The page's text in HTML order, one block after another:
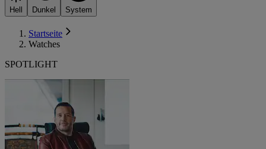
Hell Dunkel System
Startseite
Watches
SPOTLIGHT